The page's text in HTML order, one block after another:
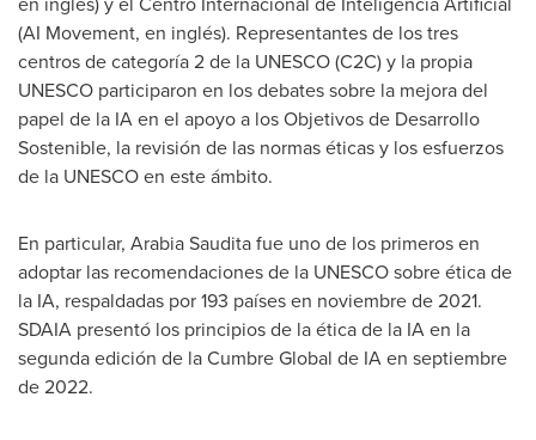
(AI Movement, en inglés). Representantes de los tres
centros de categoría 2 de la UNESCO (C2C) y la propia
UNESCO participaron en los debates sobre la mejora del
papel de la IA en el apoyo a los Objetivos de Desarrollo
Sostenible, la revisión de las normas éticas y los esfuerzos
de la UNESCO en este ámbito.
En particular, Arabia Saudita fue uno de los primeros en
adoptar las recomendaciones de la UNESCO sobre ética de
la IA, respaldadas por 193 países en noviembre de 2021.
SDAIA presentó los principios de la ética de la IA en la
segunda edición de la Cumbre Global de IA en septiembre
de 2022.